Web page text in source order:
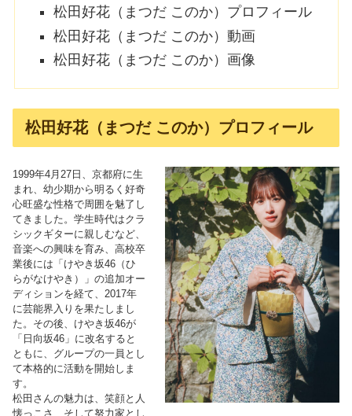
松田好花（まつだ このか）プロフィール
松田好花（まつだ このか）動画
松田好花（まつだ このか）画像
松田好花（まつだ このか）プロフィール
1999年4月27日、京都府に生
まれ、幼少期から明るく好奇
心旺盛な性格で周囲を魅了し
てきました。学生時代はクラ
シックギターに親しむなど、
音楽への興味を育み、高校卒
業後には「けやき坂46（ひ
らがなけやき）」の追加オー
ディションを経て、2017年
に芸能界入りを果たしまし
た。その後、けやき坂46が
「日向坂46」に改名すると
ともに、グループの一員とし
て本格的に活動を開始しま
す。
松田さんの魅力は、笑顔と人
懐っこさ、そして努力家とし